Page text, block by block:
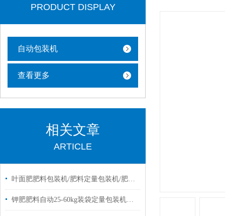
PRODUCT DISPLAY
自动包装机
查看更多
相关文章
ARTICLE
叶面肥肥料包装机/肥料定量包装机/肥料称重包装机
钾肥肥料自动25-60kg装袋定量包装机简单操作